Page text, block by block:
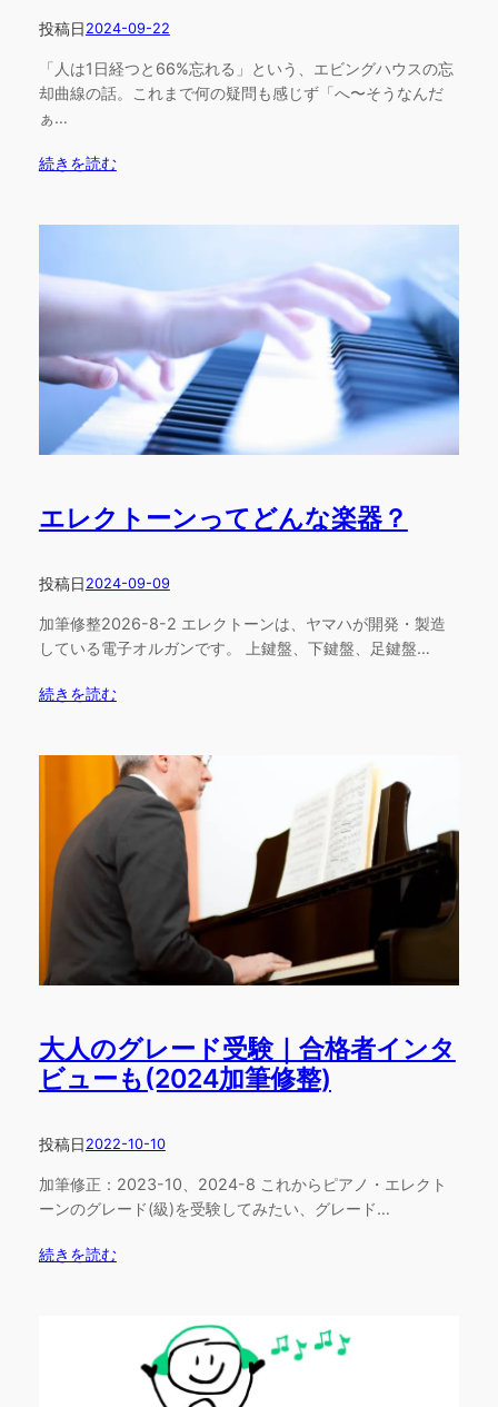
投稿日 2024-09-22
「人は1日経つと66%忘れる」という、エビングハウスの忘
却曲線の話。これまで何の疑問も感じず「へ〜そうなんだ
ぁ…
続きを読む
エレクトーンってどんな楽器？
投稿日 2024-09-09
加筆修整2026-8-2 エレクトーンは、ヤマハが開発・製造
している電子オルガンです。 上鍵盤、下鍵盤、足鍵盤…
続きを読む
大人のグレード受験｜合格者インタ
ビューも(2024加筆修整)
投稿日 2022-10-10
加筆修正：2023-10、2024-8 これからピアノ・エレクト
ーンのグレード(級)を受験してみたい、グレード…
続きを読む